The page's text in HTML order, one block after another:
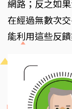
網路；反之如
在經過無數次
能利用這些反